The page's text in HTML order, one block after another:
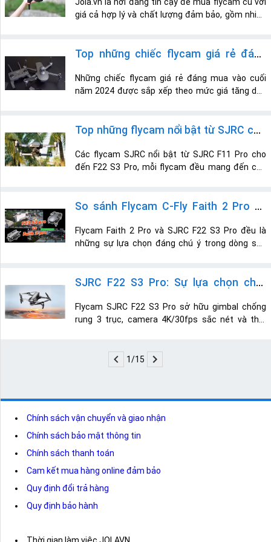
giá cả hợp lý và chất lượng đảm bảo, gồm nhiều
nhiệt tình và hưởng mức giá cạnh tranh, giúp tiết
Vũng Tàu.
Top những chiếc flycam giá rẻ đáng
mua vào cuối năm 2024
Những chiếc flycam giá rẻ đáng mua vào cuối
năm 2024 được sắp xếp theo mức giá tăng dần
C-Fly. Mỗi flycam đều sở hữu những đặc điểm nổi
đến người dùng.
Top những flycam nổi bật từ SJRC cho
đến năm 2024
Các flycam SJRC nổi bật từ SJRC F11 Pro cho
đến F22 S3 Pro, mỗi flycam đều mang đến các
Đây là những lựa chọn lý tưởng cho người mới
việc.
So sánh Flycam C-Fly Faith 2 Pro và
SJRC F22 S3 Pro: Sự lựa chọn tối ưu
tầm giá 5 triệu
Flycam Faith 2 Pro và SJRC F22 S3 Pro đều là
những sự lựa chọn đáng chú ý trong dòng sản
Faith 2 Pro và SJRC F22 S3 Pro về thiết kế,
minh. tiện lợi của mỗi flycam.
SJRC F22 S3 Pro: Sự lựa chọn chất
lượng trong phân khúc tầm trung
Flycam SJRC F22 S3 Pro sở hữu gimbal chống
rung 3 trục, camera 4K/30fps sắc nét và thời
năng kháng gió tốt và nhiều tính năng thông
minh, F22 S3 Pro là lựa chọn flycam lý tưởng
1/15
Chính sách vận chuyển và giao nhận
Chính sách bảo mật thông tin
Chính sách thanh toán
Cam kết mua hàng online đảm bảo
Quy định đổi trả hàng
Quy định bảo hành